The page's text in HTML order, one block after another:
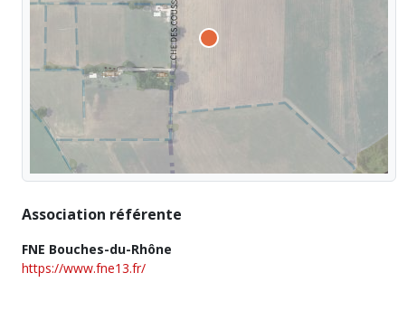
Association référente
FNE Bouches-du-Rhône
https://www.fne13.fr/